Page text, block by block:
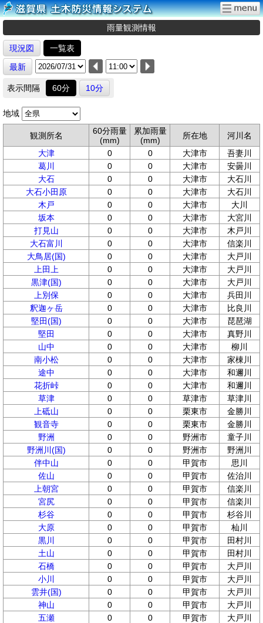
雨量観測情報
現況図
一覧表
最新
表示間隔 60分 10分
地域
観測所名
60分雨量
(mm)
累加雨量
(mm)
所在地
河川名
大津
0 0 大津市
吾妻川
葛川
0 0 大津市
安曇川
大石
0 0 大津市
大石川
大石小田原
0 0 大津市
大石川
木戸
0 0 大津市
大川
坂本
0 0 大津市
大宮川
打見山
0 0 大津市
木戸川
大石富川
0 0 大津市
信楽川
大鳥居(国)
0 0 大津市
大戸川
上田上
0 0 大津市
大戸川
黒津(国)
0 0 大津市
大戸川
上別保
0 0 大津市
兵田川
釈迦ヶ岳
0 0 大津市
比良川
堅田(国)
0 0 大津市
琵琶湖
堅田
0 0 大津市
真野川
山中
0 0 大津市
柳川
南小松
0 0 大津市
家棟川
途中
0 0 大津市
和邇川
花折峠
0 0 大津市
和邇川
草津
0 0 草津市
草津川
上砥山
0 0 栗東市
金勝川
観音寺
0 0 栗東市
金勝川
野洲
0 0 野洲市
童子川
野洲川(国)
0 0 野洲市
野洲川
伴中山
0 0 甲賀市
思川
佐山
0 0 甲賀市
佐治川
上朝宮
0 0 甲賀市
信楽川
宮尻
0 0 甲賀市
信楽川
杉谷
0 0 甲賀市
杉谷川
大原
0 0 甲賀市
杣川
黒川
0 0 甲賀市
田村川
土山
0 0 甲賀市
田村川
石橋
0 0 甲賀市
大戸川
小川
0 0 甲賀市
大戸川
雲井(国)
0 0 甲賀市
大戸川
神山
0 0 甲賀市
大戸川
五瀬
0 0 甲賀市
大戸川